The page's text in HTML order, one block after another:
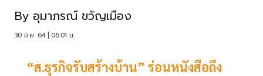
By อุมาภรณ์ ขวัญเมือง
30 มิ.ย. 64 | 06:01 น.
“ส.ธุรกิจรับสร้างบ้าน” ร่อนหนังสือถึง